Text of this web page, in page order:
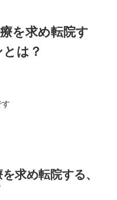
を求め転院す
は？
求め転院する、